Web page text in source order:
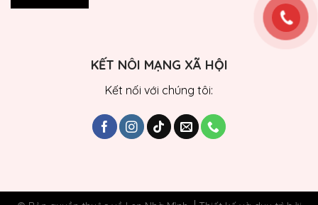
KẾT NÔI MẠNG XÃ HỘI
Kết nối với chúng tôi: